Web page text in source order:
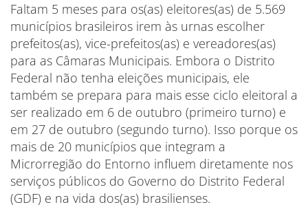
Faltam 5 meses para os(as) eleitores(as) de 5.569
municípios brasileiros irem às urnas escolher
prefeitos(as), vice-prefeitos(as) e vereadores(as)
para as Câmaras Municipais. Embora o Distrito
Federal não tenha eleições municipais, ele
também se prepara para mais esse ciclo eleitoral a
ser realizado em 6 de outubro (primeiro turno) e
em 27 de outubro (segundo turno). Isso porque os
mais de 20 municípios que integram a
Microrregião do Entorno influem diretamente nos
serviços públicos do Governo do Distrito Federal
(GDF) e na vida dos(as) brasilienses.